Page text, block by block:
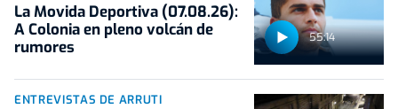
55:14
La Movida Deportiva (07.08.26):
A Colonia en pleno volcán de
rumores
ENTREVISTAS DE ARRUTI